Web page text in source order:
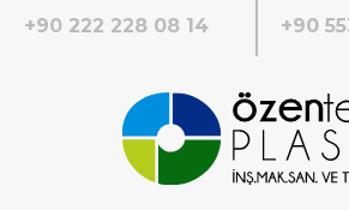
+90 222 228 08 14 +90